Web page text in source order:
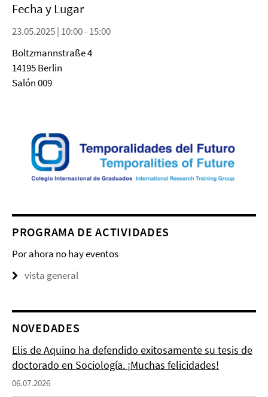
Fecha y Lugar
23.05.2025 | 10:00 - 15:00
Boltzmannstraße 4
14195 Berlin
Salón 009
PROGRAMA DE ACTIVIDADES
Por ahora no hay eventos
vista general
NOVEDADES
Elis de Aquino ha defendido exitosamente su tesis de
doctorado en Sociología. ¡Muchas felicidades!
06.07.2026